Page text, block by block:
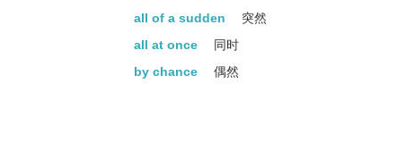
all of a sudden
突然
all at once
同时
by chance
偶然